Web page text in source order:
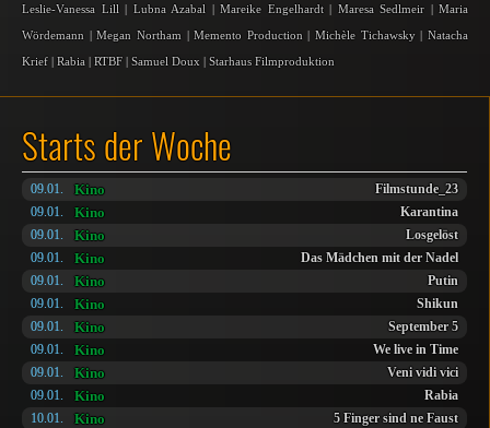
Starts der Woche
Filmstunde_23
Kino
09.01.
Karantina
Kino
09.01.
Losgelöst
Kino
09.01.
Das Mädchen mit der Nadel
Kino
09.01.
Putin
Kino
09.01.
Shikun
Kino
09.01.
September 5
Kino
09.01.
We live in Time
Kino
09.01.
Veni vidi vici
Kino
09.01.
Rabia
Kino
09.01.
5 Finger sind ne Faust
Kino
10.01.
Leslie-Vanessa Lill | Lubna Azabal | Mareike Engelhardt| Maresa Sedlmeir | Maria
Wördemann |Megan Northam |Memento Production |Michèle Tichawsky|Natacha
Krief | Rabia | RTBF | Samuel Doux | Starhaus Filmproduktion